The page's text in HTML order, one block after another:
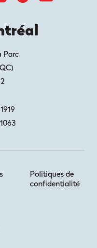
Parc
QC)
Politiques de
confidentialité